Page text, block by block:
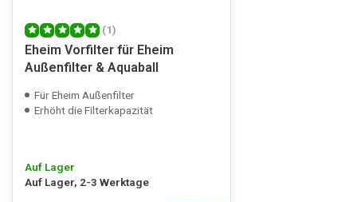
(1)
Eheim Vorfilter für Eheim
Außenfilter & Aquaball
Für Eheim Außenfilter
Erhöht die Filterkapazität
Auf Lager
Auf Lager, 2-3 Werktage